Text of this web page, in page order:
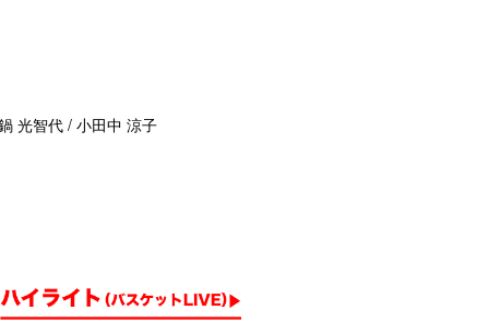
光智代 / 小田中 涼子